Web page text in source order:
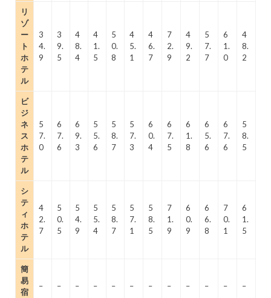
リ
ゾ
ー
ト
ホ
テ
ル
3
4.
9
3
9.
5
4
8.
4
4
1.
5
5
0.
8
4
5.
1
4
6.
7
7
2.
9
4
9.
2
5
7.
7
6
1.
0
4
8.
2
ビ
ジ
ネ
ス
ホ
テ
ル
5
7.
0
6
7.
6
6
9.
3
5
5.
6
5
8.
7
5
7.
3
6
0.
4
6
7.
5
6
1.
8
6
5.
6
6
7.
6
5
8.
5
シ
テ
ィ
ホ
テ
ル
4
2.
7
5
0.
5
5
4.
9
5
5.
4
5
8.
7
5
7.
1
5
8.
5
7
1.
9
6
0.
9
6
6.
8
7
0.
1
6
1.
5
簡
易
宿
– – – – – – – – – – – –